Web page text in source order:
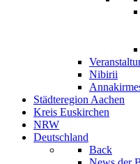
Nibirii
Städteregion Aachen
Kreis Euskirchen
NRW
Deutschland
Back